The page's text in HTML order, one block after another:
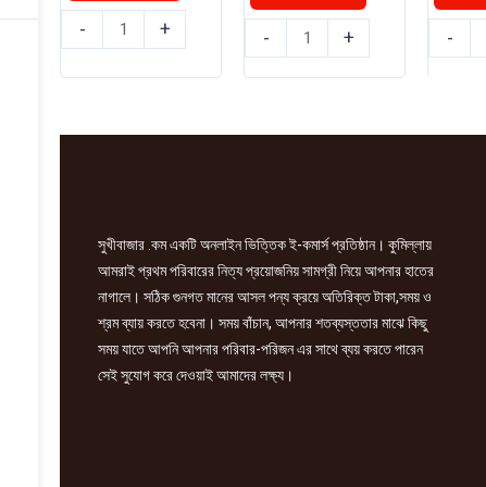
-
লাল
মরিচের
+
৳ 90.00.৳ 85.00.
-
সুইট
চিলি
200gm
+ -
সুইট
350gm
সুখীবাজার .কম একটি অনলাইন ভিত্তিক ই-কমার্স প্রতিষ্ঠান। কুমিল্লায়
আমরাই প্রথম পরিবারের নিত্য প্রয়োজনিয় সামগ্রী নিয়ে আপনার হাতের
নাগালে। সঠিক গুনগত মানের আসল পন্য ক্রয়ে অতিরিক্ত টাকা,সময় ও
শ্রম ব্যায় করতে হবেনা। সময় বাঁচান, আপনার শতব্যস্ততার মাঝে কিছু
সময় যাতে আপনি আপনার পরিবার-পরিজন এর সাথে ব্যয় করতে পারেন
সেই সুযোগ করে দেওয়াই আমাদের লক্ষ্য।